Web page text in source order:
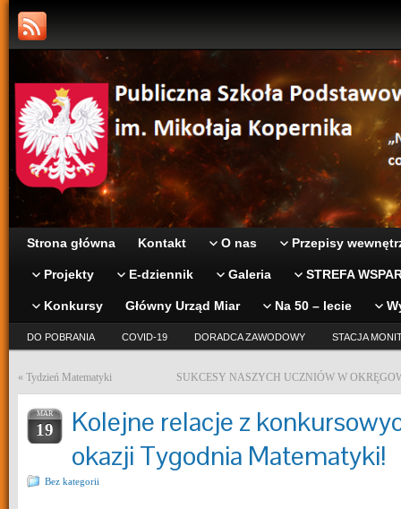
Strona główna Kontakt O nas Przepisy
Projekty E-dziennik Galeria STREFA
Konkursy Główny Urząd Miar Na 50 – lecie
DO POBRANIA COVID-19 DORADCA ZAWODOWY STACJA
« Tydzień Matematyki SUKCESY NASZYCH UCZNIÓW W
MAR
19
Kolejne relacje z
okazji Tygodnia Matematyki!
Bez kategorii